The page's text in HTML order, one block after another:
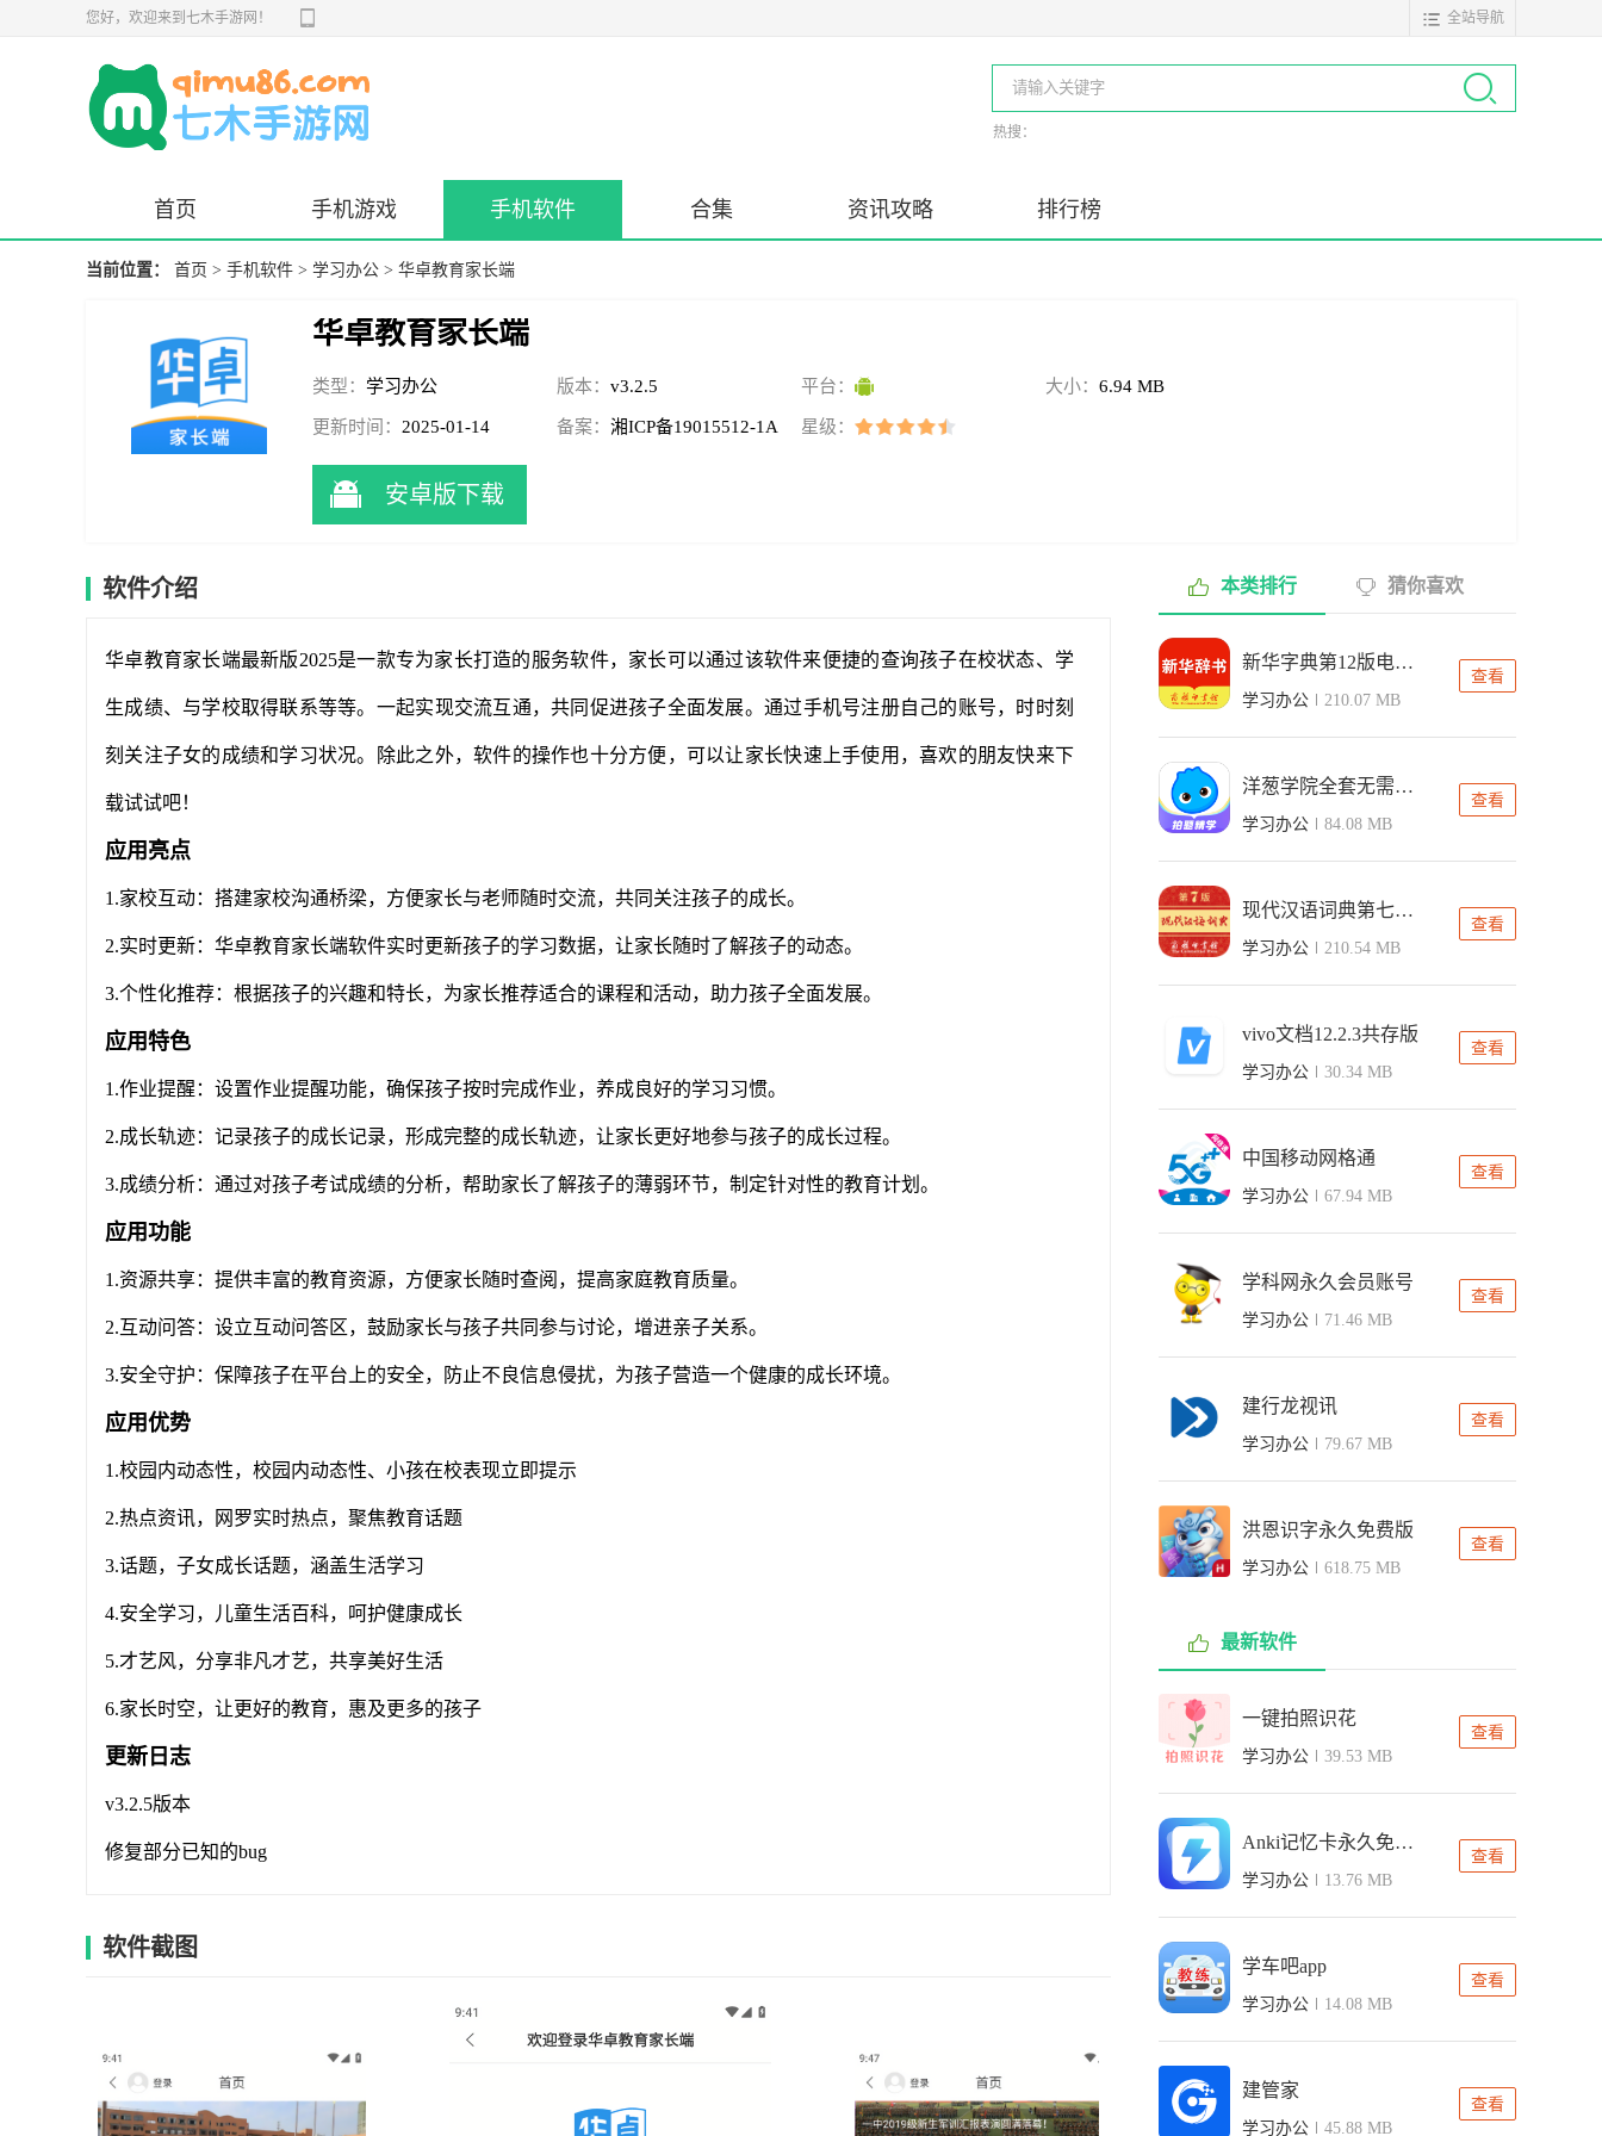
您好，欢迎来到七木手游网！ 全站导航
热搜：
首页 手机游戏 手机软件 合集 资讯攻略 排行榜
当前位置： 首页 > 手机软件 > 学习办公 > 华卓教育家长端
华卓教育家长端
类型： 学习办公 版本： v3.2.5 平台： 大小： 6.94 MB
更新时间： 2025-01-14
16:02:17
备案： 湘ICP备19015512-1A 星级：
安卓版下载
软件介绍
华卓教育家长端最新版2025是一款专为家长打造的服务软件，家长可以通过该软件来便捷的查询孩子在校状态、学
生成绩、与学校取得联系等等。一起实现交流互通，共同促进孩子全面发展。通过手机号注册自己的账号，时时刻
刻关注子女的成绩和学习状况。除此之外，软件的操作也十分方便，可以让家长快速上手使用，喜欢的朋友快来下
载试试吧！
应用亮点
1.家校互动：搭建家校沟通桥梁，方便家长与老师随时交流，共同关注孩子的成长。
2.实时更新：华卓教育家长端软件实时更新孩子的学习数据，让家长随时了解孩子的动态。
3.个性化推荐：根据孩子的兴趣和特长，为家长推荐适合的课程和活动，助力孩子全面发展。
应用特色
1.作业提醒：设置作业提醒功能，确保孩子按时完成作业，养成良好的学习习惯。
2.成长轨迹：记录孩子的成长记录，形成完整的成长轨迹，让家长更好地参与孩子的成长过程。
3.成绩分析：通过对孩子考试成绩的分析，帮助家长了解孩子的薄弱环节，制定针对性的教育计划。
应用功能
1.资源共享：提供丰富的教育资源，方便家长随时查阅，提高家庭教育质量。
2.互动问答：设立互动问答区，鼓励家长与孩子共同参与讨论，增进亲子关系。
3.安全守护：保障孩子在平台上的安全，防止不良信息侵扰，为孩子营造一个健康的成长环境。
应用优势
1.校园内动态性，校园内动态性、小孩在校表现立即提示
2.热点资讯，网罗实时热点，聚焦教育话题
3.话题，子女成长话题，涵盖生活学习
4.安全学习，儿童生活百科，呵护健康成长
5.才艺风，分享非凡才艺，共享美好生活
6.家长时空，让更好的教育，惠及更多的孩子
更新日志
v3.2.5版本
修复部分已知的bug
软件截图
本类排行 猜你喜欢
新华字典第12版电子版(可翻页)
学习办公 210.07 MB
查看
洋葱学院全套无需会员免费版
学习办公 84.08 MB
查看
现代汉语词典第七版电子版
学习办公 210.54 MB
查看
vivo文档12.2.3共存版
学习办公 30.34 MB
查看
中国移动网格通
学习办公 67.94 MB
查看
学科网永久会员账号
学习办公 71.46 MB
查看
建行龙视讯
学习办公 79.67 MB
查看
洪恩识字永久免费版
学习办公 618.75 MB
查看
最新软件
一键拍照识花
学习办公 39.53 MB
查看
Anki记忆卡永久免费版
学习办公 13.76 MB
查看
学车吧app
学习办公 14.08 MB
查看
建管家
学习办公 45.88 MB
查看